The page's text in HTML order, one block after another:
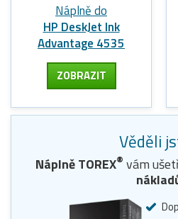
Náplně do
HP DeskJet Ink
Advantage 4535
ZOBRAZIT
Věděli
Náplně TOREX® vám